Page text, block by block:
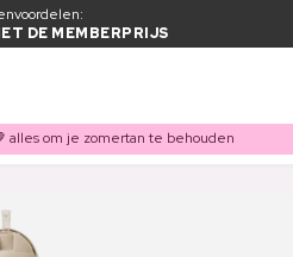
DE MEMBERPRIJS
alles om je zomertan te behouden